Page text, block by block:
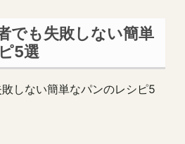
でも失敗しない簡単
5選
しない簡単なパンのレシピ5